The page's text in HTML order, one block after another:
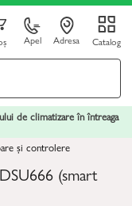
Apel Adresa Catalog
de climatizare în întreaga
și controlere
(smart